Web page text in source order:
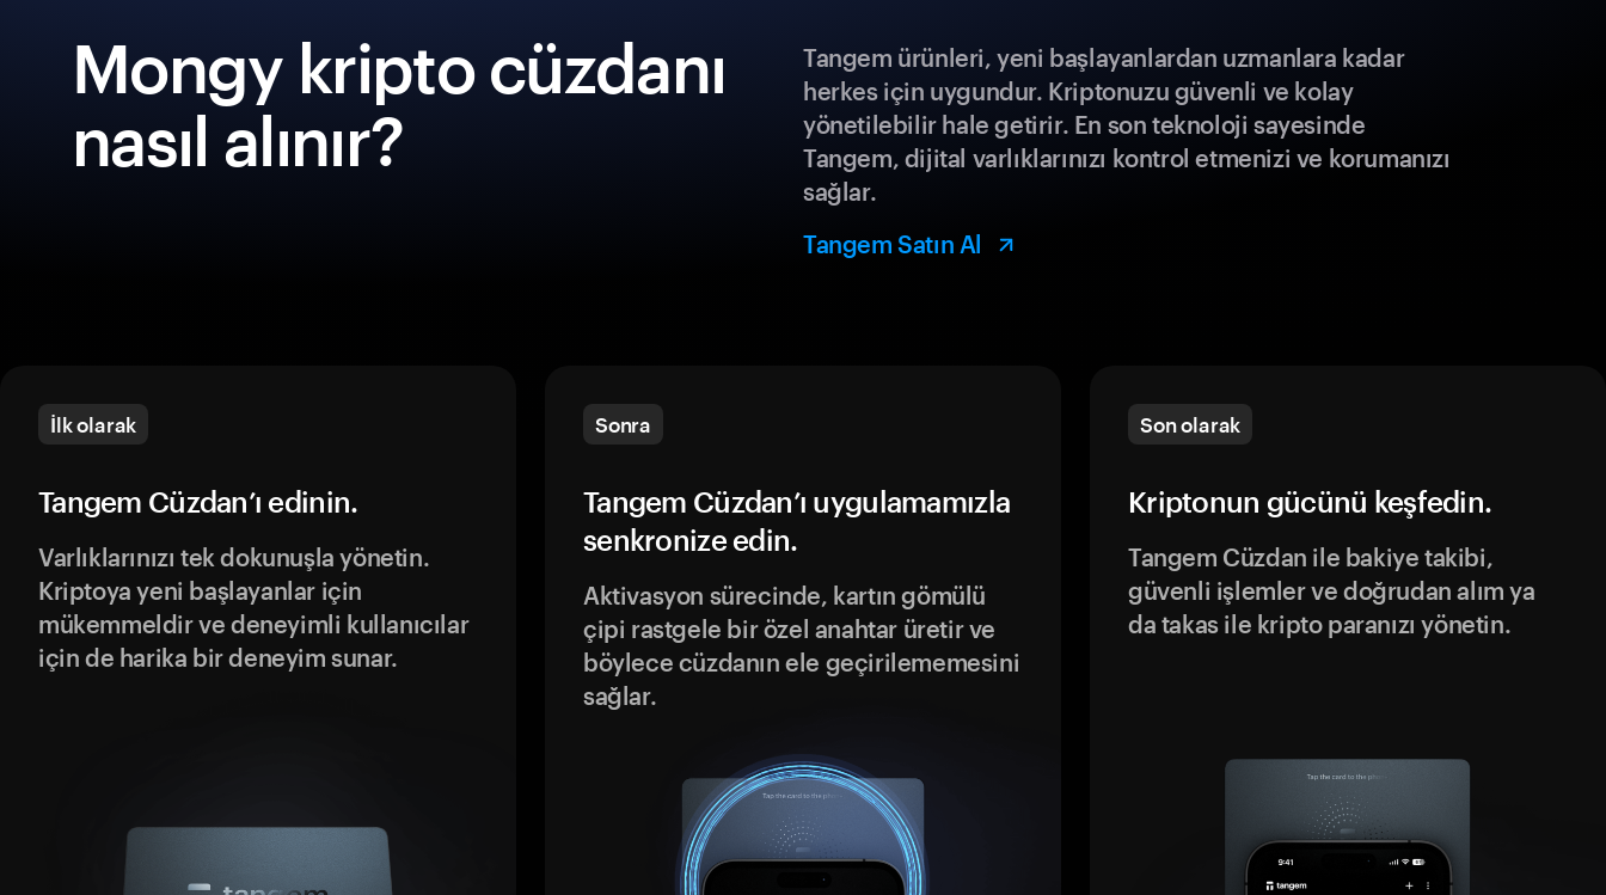
Mongy kripto cüzdanı
nasıl alınır?
Tangem ürünleri, yeni başlayanlardan uzmanlara kadar
herkes için uygundur. Kriptonuzu güvenli ve kolay
yönetilebilir hale getirir. En son teknoloji sayesinde
Tangem, dijital varlıklarınızı kontrol etmenizi ve korumanızı
sağlar.
Tangem Satın Al
İlk olarak
Tangem Cüzdan’ı edinin.
Varlıklarınızı tek dokunuşla yönetin.
Kriptoya yeni başlayanlar için
mükemmeldir ve deneyimli kullanıcılar
için de harika bir deneyim sunar.
Sonra
Tangem Cüzdan’ı uygulamamızla
senkronize edin.
Aktivasyon sürecinde, kartın gömülü
çipi rastgele bir özel anahtar üretir ve
böylece cüzdanın ele geçirilememesini
sağlar.
Son olarak
Kriptonun gücünü keşfedin.
Tangem Cüzdan ile bakiye takibi,
güvenli işlemler ve doğrudan alım ya
da takas ile kripto paranızı yönetin.